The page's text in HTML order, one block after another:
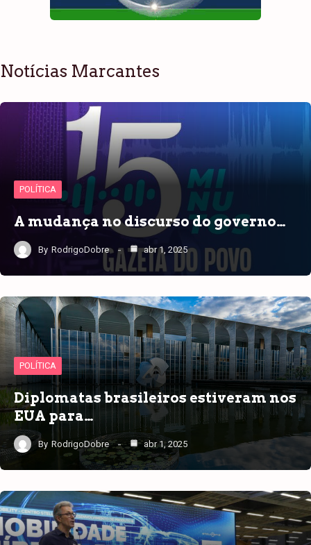
Notícias Marcantes
POLÍTICA
A mudança no discurso do governo…
By RodrigoDobre abr 1, 2025
POLÍTICA
Diplomatas brasileiros estiveram nos
EUA para…
By RodrigoDobre abr 1, 2025